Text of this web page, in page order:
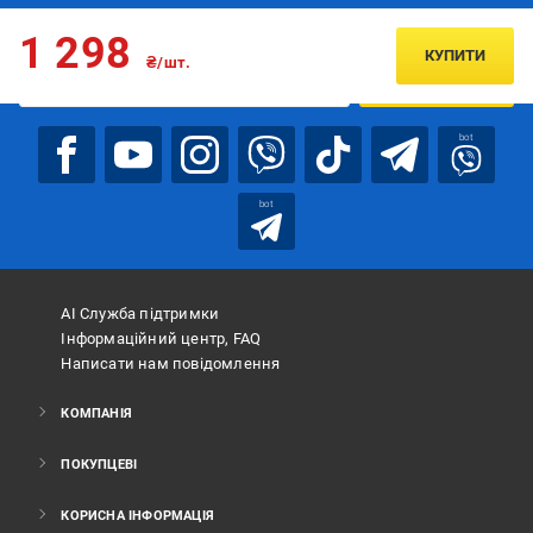
1 298 ₴/шт. КУПИТИ
Підписуйтесь, щоб дізнаватись першим про акції та пропозиції
ПІДПИСАТИСЯ
bot
bot
АІ Служба підтримки
Інформаційний центр, FAQ
Написати нам повідомлення
КОМПАНІЯ
ПОКУПЦЕВІ
КОРИСНА ІНФОРМАЦІЯ